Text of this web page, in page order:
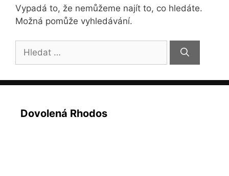
Vypadá to, že nemůžeme najít to, co hledáte.
Možná pomůže vyhledávání.
Hledat:
Dovolená Rhodos